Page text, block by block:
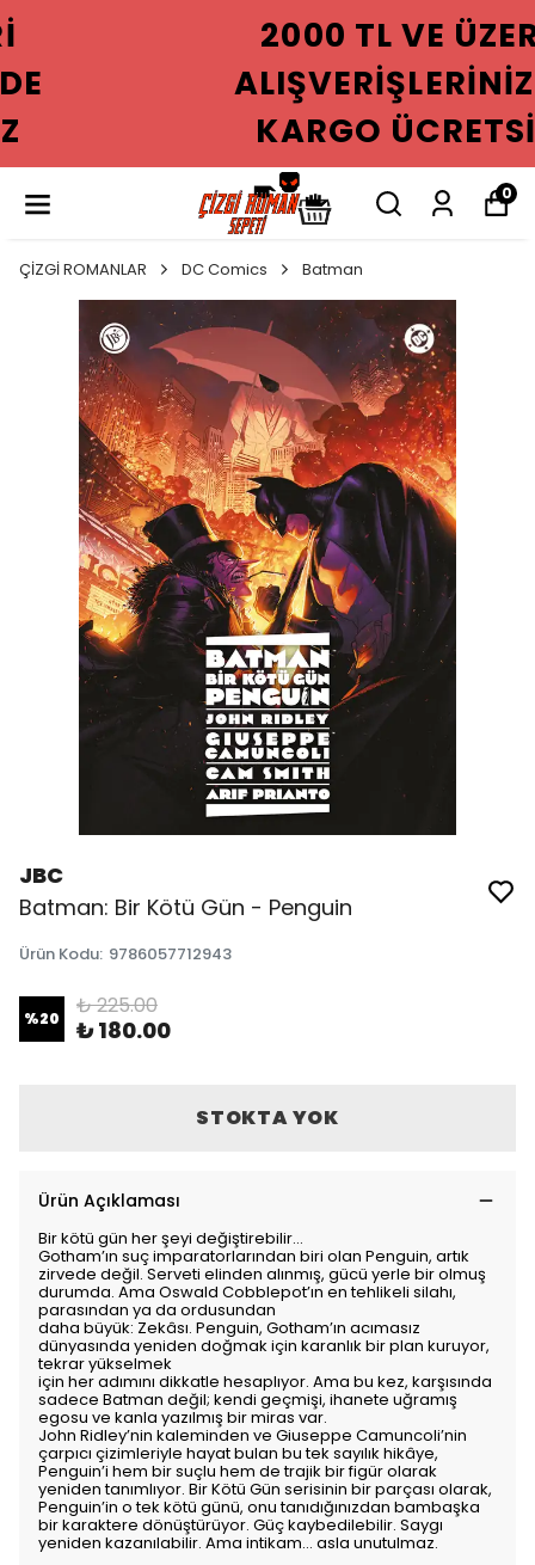
2000 TL VE ÜZERI
ALIŞVERIŞLERINIZDE
KARGO ÜCRETSIZ
0
ÇİZGİ ROMANLAR DC Comics Batman
JBC
Batman: Bir Kötü Gün - Penguin
Ürün Kodu: 9786057712943
%20 ₺ 225.00
₺ 180.00
STOKTA YOK
Ürün Açıklaması
Bir kötü gün her şeyi değiştirebilir…
Gotham’ın suç imparatorlarından biri olan Penguin, artık
zirvede değil. Serveti elinden alınmış, gücü yerle bir olmuş
durumda. Ama Oswald Cobblepot’ın en tehlikeli silahı,
parasından ya da ordusundan
daha büyük: Zekâsı. Penguin, Gotham’ın acımasız
dünyasında yeniden doğmak için karanlık bir plan kuruyor,
tekrar yükselmek
için her adımını dikkatle hesaplıyor. Ama bu kez, karşısında
sadece Batman değil; kendi geçmişi, ihanete uğramış
egosu ve kanla yazılmış bir miras var.
John Ridley’nin kaleminden ve Giuseppe Camuncoli’nin
çarpıcı çizimleriyle hayat bulan bu tek sayılık hikâye,
Penguin’i hem bir suçlu hem de trajik bir figür olarak
yeniden tanımlıyor. Bir Kötü Gün serisinin bir parçası olarak,
Penguin’in o tek kötü günü, onu tanıdığınızdan bambaşka
bir karaktere dönüştürüyor. Güç kaybedilebilir. Saygı
yeniden kazanılabilir. Ama intikam… asla unutulmaz.